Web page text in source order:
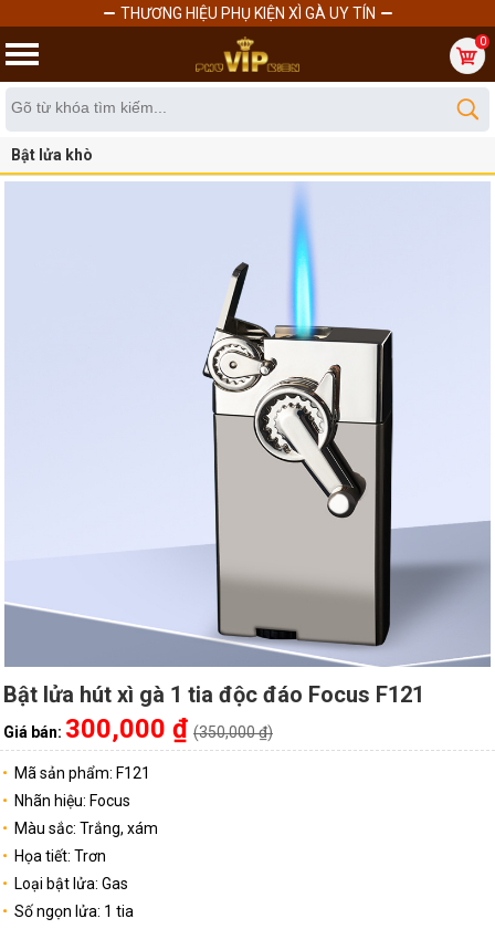
0
Bật lửa khò
Bật lửa hút xì gà 1 tia độc đáo Focus F121
Giá bán: 300,000 ₫ (350,000 ₫)
Mã sản phẩm: F121
Nhãn hiệu: Focus
Màu sắc: Trắng, xám
Họa tiết: Trơn
Loại bật lửa: Gas
Số ngọn lửa: 1 tia
THƯƠNG HIỆU PHỤ KIỆN XÌ GÀ UY TÍN